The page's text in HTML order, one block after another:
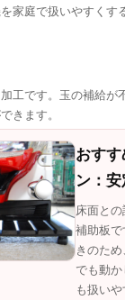
家庭で扱いやすくす
工です。玉の補給が
きます。
おすす
ン：
床面と
補助板
きのた
でも動
も扱い